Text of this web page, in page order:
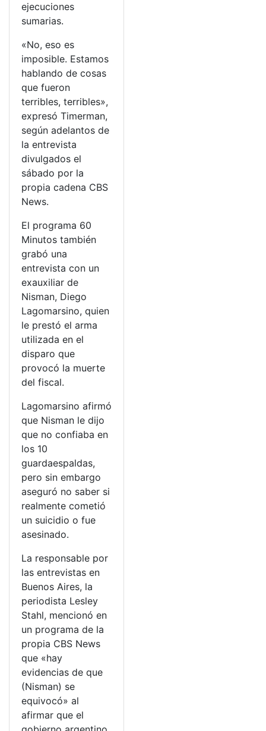
ejecuciones
sumarias.
«No, eso es
imposible. Estamos
hablando de cosas
que fueron
terribles, terribles»,
expresó Timerman,
según adelantos de
la entrevista
divulgados el
sábado por la
propia cadena CBS
News.
El programa 60
Minutos también
grabó una
entrevista con un
exauxiliar de
Nisman, Diego
Lagomarsino, quien
le prestó el arma
utilizada en el
disparo que
provocó la muerte
del fiscal.
Lagomarsino afirmó
que Nisman le dijo
que no confiaba en
los 10
guardaespaldas,
pero sin embargo
aseguró no saber si
realmente cometió
un suicidio o fue
asesinado.
La responsable por
las entrevistas en
Buenos Aires, la
periodista Lesley
Stahl, mencionó en
un programa de la
propia CBS News
que «hay
evidencias de que
(Nisman) se
equivocó» al
afirmar que el